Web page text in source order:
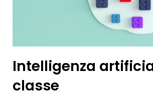
Intelligenza
classe